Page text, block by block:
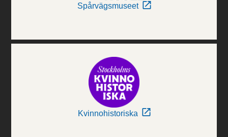
Spårvägsmuseet
Kvinnohistoriska